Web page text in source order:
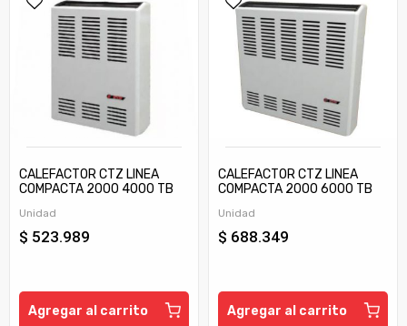
CALEFACTOR CTZ LINEA
COMPACTA 2000 4000 TB
Unidad
$ 523.989
Agregar al carrito
CALEFACTOR CTZ LINEA
COMPACTA 2000 6000 TB
Unidad
$ 688.349
Agregar al carrito